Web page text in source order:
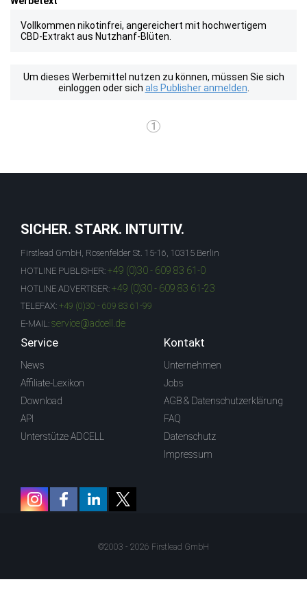
Vollkommen nikotinfrei, angereichert mit hochwertigem
CBD-Extrakt aus Nutzhanf-Blüten.
Um dieses Werbemittel nutzen zu können, müssen Sie sich
einloggen oder sich als Publisher anmelden
1
SICHER. STARK. INTUITIV.
Firstlead GmbH, Rosenfelder St. 15-16, 10315 Berlin
HOTLINE PUBLISHER: +49 (0)30 - 609 83 61-0
HOTLINE ADVERTISER: +49 (0)30 - 609 83 61-23
TELEFAX: +49 (0)30 - 609 83 61-99
E-MAIL: service@adcell.de
Service
News
Affiliate-Lexikon
Download
API
Unterstütze ADCELL
Kontakt
Unternehmen
Jobs
AGB & Datenschutzerklärung
FAQ
Datenschutz
Impressum
©2003 - 2026 Firstlead GmbH